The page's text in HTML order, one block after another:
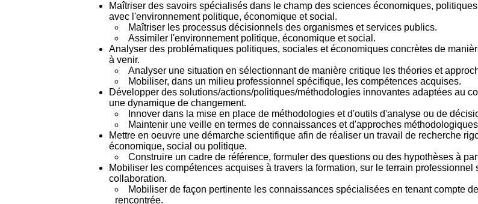
Maîtriser des savoirs spécialisés dans le champ des sciences économiques,
avec l'environnement politique, économique et social.
Maîtriser les processus décisionnels des organismes et services publics.
Assimiler l'environnement politique, économique et social.
Analyser des problématiques politiques, sociales et économiques concrètes de
à venir.
Analyser une situation en sélectionnant de manière critique les théories et
Mobiliser, dans un milieu professionnel spécifique, les compétences acquises.
Développer des solutions/actions/politiques/méthodologies innovantes adaptées au
une dynamique de changement.
Innover dans la mise en place de méthodologies et d'outils d'analyse ou de
Maintenir une veille en termes de connaissances et d'approches
Mettre en oeuvre une démarche scientifique afin de réaliser un travail de recherche
économique, social ou politique.
Construire un cadre de référence, formuler des questions ou des hypothèses à
Mobiliser les compétences acquises à travers la formation, sur le terrain
collaboration.
Mobiliser de façon pertinente les connaissances spécialisées en tenant compte
rencontrée.